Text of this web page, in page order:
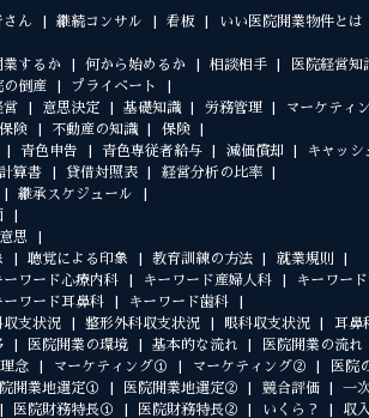
さん 継続コンサル 看板 いい医院開業物件とは
業するか 何から始めるか 相談相手 医院経営知
の倒産
プライベート
営 意思決定 基礎知識 労務管理 マーケティ
険 不動産の知識
保険
青色申告 青色専従者給与 減価償却 キャッシ
算書 貸借対照表
経営分析の比率
継承スケジュール
思
聴覚による印象 教育訓練の方法
就業規則
ーワード心療内科 キーワード産婦人科 キーワー
ーワード耳鼻科
キーワード歯科
収支状況 整形外科収支状況 眼科収支状況 耳鼻
医院開業の環境 基本的な流れ 医院開業の流れ
念 マーケティング① マーケティング② 医院
開業地選定① 医院開業地選定② 競合評価 一
医院財務特長① 医院財務特長② いくら？ 収